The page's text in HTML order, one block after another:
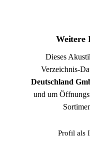
Weitere
Dieses
Verzeichnis-
Deutschland
und um
Profil als